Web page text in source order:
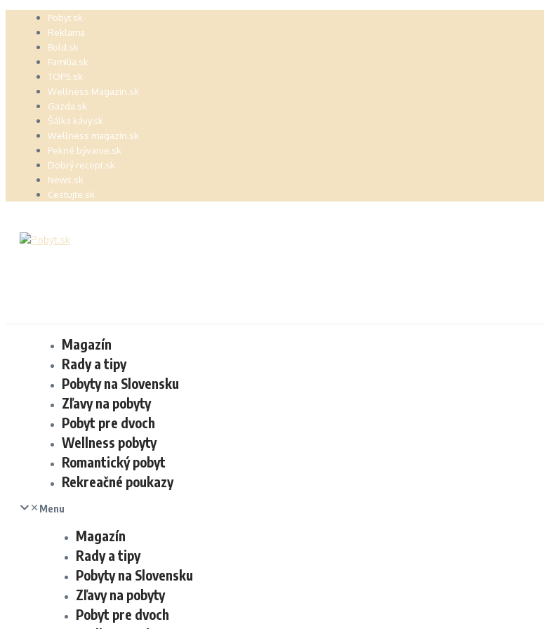
Preskočiť
Pobyt.sk
Reklama
Bold.sk
Familia.sk
TOP5.sk
Wellness Magazin.sk
Gazda.sk
Šálka kávy.sk
Wellness magazín.sk
Pekné bývanie.sk
Dobrý recept.sk
News.sk
Cestujte.sk
Magazín
Rady a tipy
Pobyty na Slovensku
Zľavy na pobyty
Pobyt pre dvoch
Wellness pobyty
Romantický pobyt
Rekreačné poukazy
Menu
Magazín
Rady a tipy
Pobyty na Slovensku
Zľavy na pobyty
Pobyt pre dvoch